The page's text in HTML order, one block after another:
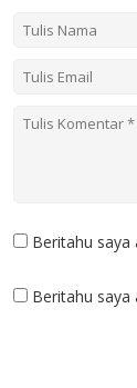
Beritahu saya
Beritahu saya